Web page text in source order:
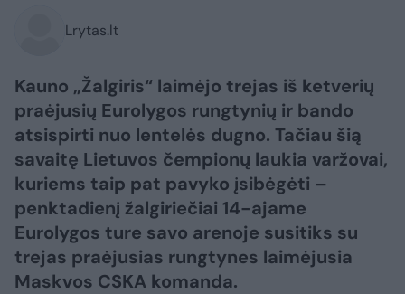
Lrytas.lt
Kauno „Žalgiris“ laimėjo trejas iš ketverių
praėjusių Eurolygos rungtynių ir bando
atsispirti nuo lentelės dugno. Tačiau šią
savaitę Lietuvos čempionų laukia varžovai,
kuriems taip pat pavyko įsibėgėti –
penktadienį žalgiriečiai 14-ajame
Eurolygos ture savo arenoje susitiks su
trejas praėjusias rungtynes laimėjusia
Maskvos CSKA komanda.